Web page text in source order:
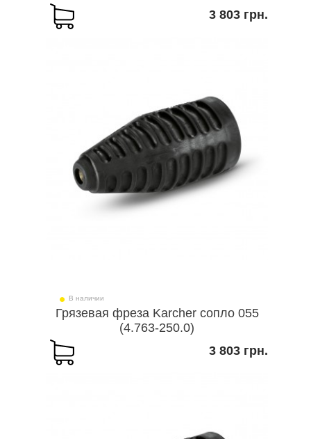
3 803 грн.
В наличии
Грязевая фреза Karcher сопло 055
(4.763-250.0)
3 803 грн.